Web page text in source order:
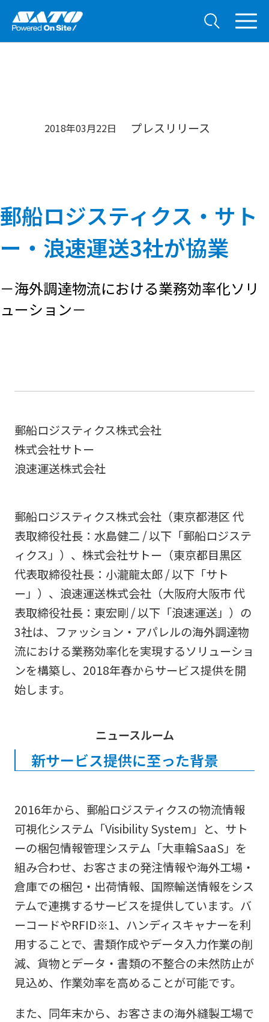
2018年03月22日 プレスリリース
郵船ロジスティクス・サト
ー・浪速運送3社が協業
－海外調達物流における業務効率化ソリ
ューション－
郵船ロジスティクス株式会社
株式会社サトー
浪速運送株式会社
郵船ロジスティクス株式会社（東京都港区 代
表取締役社長：水島健二 / 以下「郵船ロジステ
ィクス」）、株式会社サトー（東京都目黒区
代表取締役社長：小瀧龍太郎 / 以下「サト
ー」）、浪速運送株式会社（大阪府大阪市 代
表取締役社長：東宏剛 / 以下「浪速運送」）の
3社は、ファッション・アパレルの海外調達物
流における業務効率化を実現するソリューショ
ンを構築し、2018年春からサービス提供を開
始します。
ニュースルーム
新サービス提供に至った背景
2016年から、郵船ロジスティクスの物流情報
可視化システム「Visibility System」と、サト
ーの梱包情報管理システム「大車輪SaaS」を
組み合わせ、お客さまの発注情報や海外工場・
倉庫での梱包・出荷情報、国際輸送情報をシス
テムで連携するサービスを提供しています。バ
ーコードやRFID※1、ハンディスキャナーを利
用することで、書類作成やデータ入力作業の削
減、貨物とデータ・書類の不整合の未然防止が
見込め、作業効率を高めることが可能です。
また、同年末から、お客さまの海外縫製工場で